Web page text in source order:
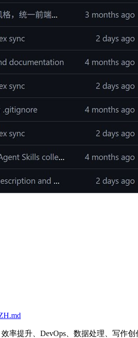
率提升、DevOps、数据处理、写作